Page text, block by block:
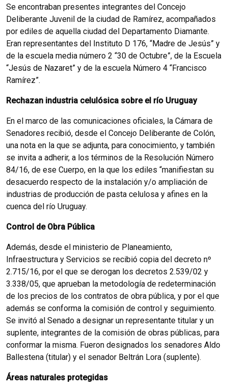
Se encontraban presentes integrantes del Concejo
Deliberante Juvenil de la ciudad de Ramírez, acompañados
por ediles de aquella ciudad del Departamento Diamante.
Eran representantes del Instituto D 176, “Madre de Jesús” y
de la escuela media número 2 “30 de Octubre”, de la Escuela
“Jesús de Nazaret” y de la escuela Número 4 “Francisco
Ramírez”.
Rechazan industria celulósica sobre el río Uruguay
En el marco de las comunicaciones oficiales, la Cámara de
Senadores recibió, desde el Concejo Deliberante de Colón,
una nota en la que se adjunta, para conocimiento, y también
se invita a adherir, a los términos de la Resolución Número
84/16, de ese Cuerpo, en la que los ediles “manifiestan su
desacuerdo respecto de la instalación y/o ampliación de
industrias de producción de pasta celulosa y afines en la
cuenca del río Uruguay.
Control de Obra Pública
Además, desde el ministerio de Planeamiento,
Infraestructura y Servicios se recibió copia del decreto nº
2.715/16, por el que se derogan los decretos 2.539/02 y
3.338/05, que aprueban la metodología de redeterminación
de los precios de los contratos de obra pública, y por el que
además se conforma la comisión de control y seguimiento.
Se invitó al Senado a designar un representante titular y un
suplente, integrantes de la comisión de obras públicas, para
conformar la misma. Fueron designados los senadores Aldo
Ballestena (titular) y el senador Beltrán Lora (suplente).
Áreas naturales protegidas